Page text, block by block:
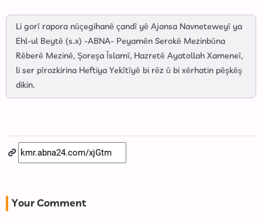
Li gorî rapora nûçegihanê çandî yê Ajansa Navneteweyî ya
Ehl-ul Beytê (s.x) -ABNA- Peyamên Serokê Mezinbûna
Rêberê Mezinê, Şoreşa Îslamî, Hazretê Ayatollah Xameneî,
li ser pîrozkirina Heftiya Yekîtîyê bi rêz û bi xêrhatin pêşkêş
dikin.
Your Comment